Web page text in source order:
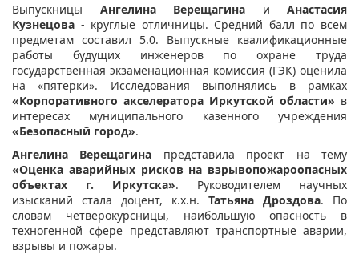
Выпускницы Ангелина Верещагина и Анастасия
Кузнецова - круглые отличницы. Средний балл по всем
предметам составил 5.0. Выпускные квалификационные
работы будущих инженеров по охране труда
государственная экзаменационная комиссия (ГЭК) оценила
на «пятерки». Исследования выполнялись в рамках
«Корпоративного акселератора Иркутской области» в
интересах муниципального казенного учреждения
«Безопасный город».
Ангелина Верещагина представила проект на тему
«Оценка аварийных рисков на взрывопожароопасных
объектах г. Иркутска». Руководителем научных
изысканий стала доцент, к.х.н. Татьяна Дроздова. По
словам четверокурсницы, наибольшую опасность в
техногенной сфере представляют транспортные аварии,
взрывы и пожары.